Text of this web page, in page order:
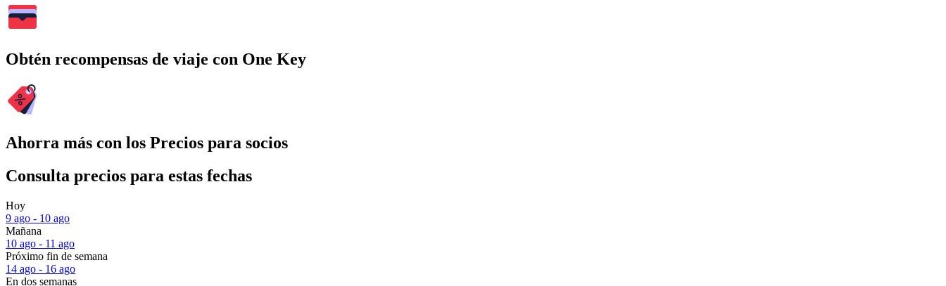
Obtén recompensas de viaje con One Key
Ahorra más con los Precios para socios
Consulta precios para estas fechas
Hoy
9 ago - 10 ago
Mañana
10 ago - 11 ago
Próximo fin de semana
14 ago - 16 ago
En dos semanas